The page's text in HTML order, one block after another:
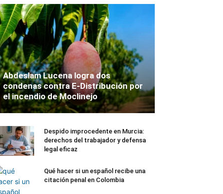
Abdeslam Lucena logra dos
condenas contra E-Distribución por
el incendio de Moclinejo
Despido improcedente en Murcia:
derechos del trabajador y defensa
legal eficaz
Qué hacer si un español recibe una
citación penal en Colombia